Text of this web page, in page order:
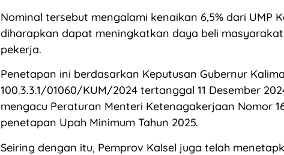
Nominal tersebut mengalami kenaikan 6,5% dari UMP
diharapkan dapat meningkatkan daya beli
pekerja.
Penetapan ini berdasarkan Keputusan Gubernur
100.3.3.1/01060/KUM/2024 tertanggal 11 Desember
mengacu Peraturan Menteri Ketenagakerjaan Nomor
penetapan Upah Minimum Tahun 2025.
Seiring dengan itu, Pemprov Kalsel juga telah